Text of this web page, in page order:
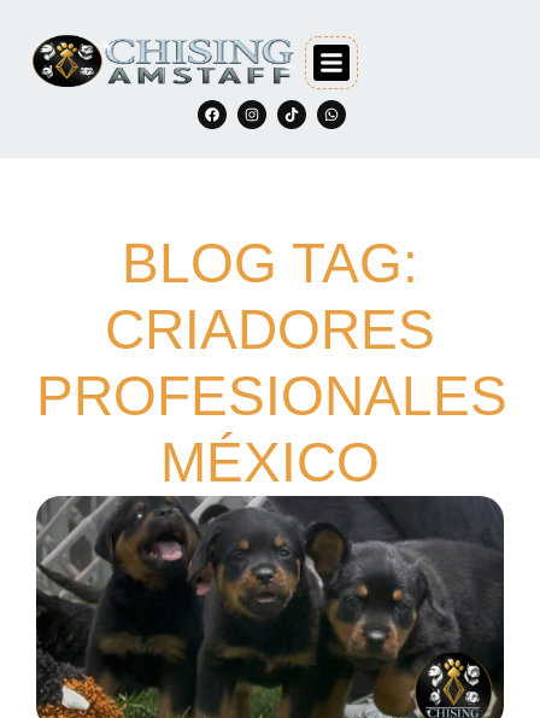
BLOG TAG:
CRIADORES
PROFESIONALES
MÉXICO